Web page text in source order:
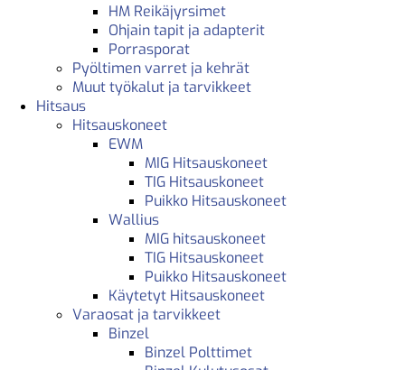
HM Reikäjyrsimet
Ohjain tapit ja adapterit
Porrasporat
Pyöltimen varret ja kehrät
Muut työkalut ja tarvikkeet
Hitsaus
Hitsauskoneet
EWM
MIG Hitsauskoneet
TIG Hitsauskoneet
Puikko Hitsauskoneet
Wallius
MIG hitsauskoneet
TIG Hitsauskoneet
Puikko Hitsauskoneet
Käytetyt Hitsauskoneet
Varaosat ja tarvikkeet
Binzel
Binzel Polttimet